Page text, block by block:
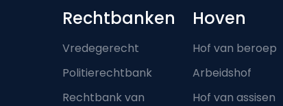
Footer-menu
Rechtbanken
Vredegerecht
Politierechtbank
Rechtbank van
Hoven
Hof van beroep
Arbeidshof
Hof van assisen